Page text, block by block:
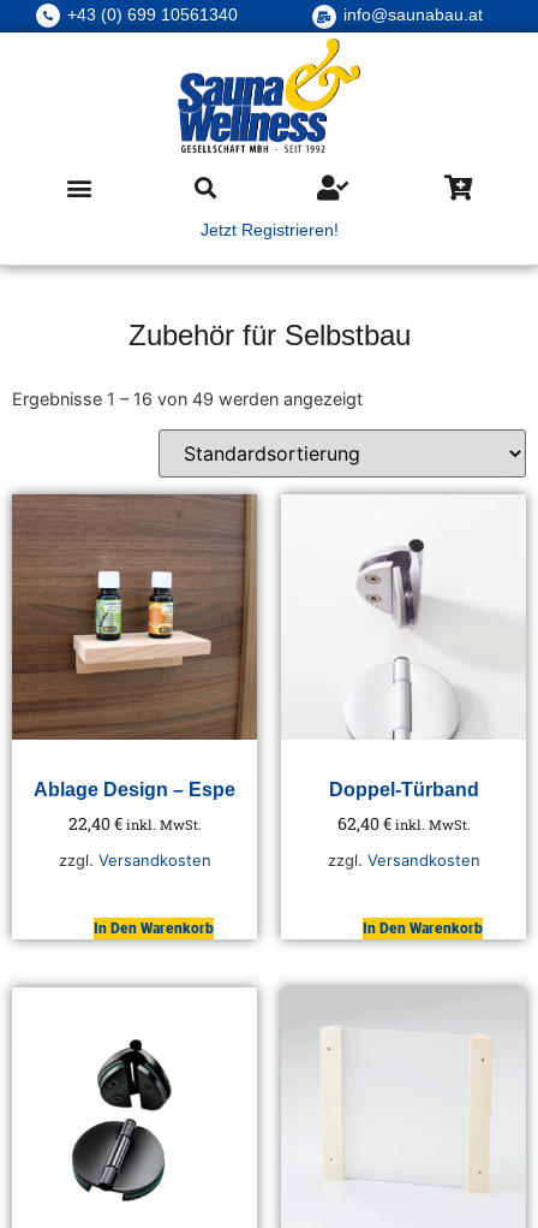
+43 (0) 699 10561340 info@saunabau.at
Jetzt Registrieren!
Zubehör für Selbstbau
Ergebnisse 1 – 16 von 49 werden angezeigt
Ablage Design – Espe
22,40€ inkl. MwSt.
zzgl. Versandkosten
In Den Warenkorb
Doppel-Türband
62,40€ inkl. MwSt.
zzgl. Versandkosten
In Den Warenkorb